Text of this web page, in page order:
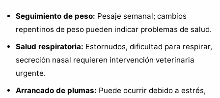
Seguimiento de peso: Pesaje semanal; cambios
repentinos de peso pueden indicar problemas de salud.
Salud respiratoria: Estornudos, dificultad para respirar,
secreción nasal requieren intervención veterinaria
urgente.
Arrancado de plumas: Puede ocurrir debido a estrés,